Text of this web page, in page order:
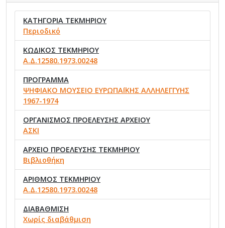
ΚΑΤΗΓΟΡΙΑ ΤΕΚΜΗΡΙΟΥ
Περιοδικό
ΚΩΔΙΚΟΣ ΤΕΚΜΗΡΙΟΥ
Α.Δ.12580.1973.00248
ΠΡΟΓΡΑΜΜΑ
ΨΗΦΙΑΚΟ ΜΟΥΣΕΙΟ ΕΥΡΩΠΑΪΚΗΣ ΑΛΛΗΛΕΓΓΥΗΣ
1967-1974
ΟΡΓΑΝΙΣΜΟΣ ΠΡΟΕΛΕΥΣΗΣ ΑΡΧΕΙΟΥ
ΑΣΚΙ
ΑΡΧΕΙΟ ΠΡΟΕΛΕΥΣΗΣ ΤΕΚΜΗΡΙΟΥ
Βιβλιοθήκη
ΑΡΙΘΜΟΣ ΤΕΚΜΗΡΙΟΥ
Α.Δ.12580.1973.00248
ΔΙΑΒΑΘΜΙΣΗ
Χωρίς διαβάθμιση